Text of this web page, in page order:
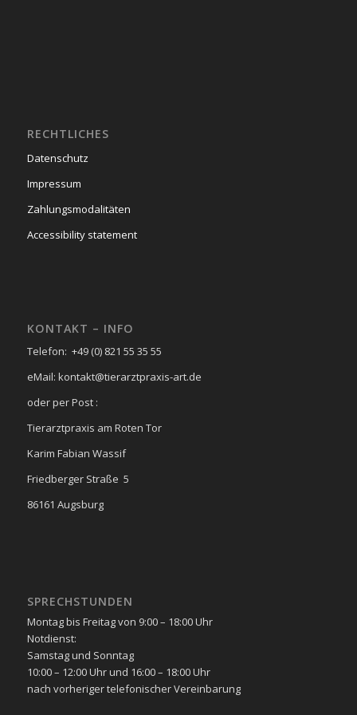
RECHTLICHES
Datenschutz
Impressum
Zahlungsmodalitäten
Accessibility statement
KONTAKT – INFO
Telefon: +49 (0) 821 55 35 55
eMail: kontakt@tierarztpraxis-art.de
oder per Post :
Tierarztpraxis am Roten Tor
Karim Fabian Wassif
Friedberger Straße 5
86161 Augsburg
SPRECHSTUNDEN
Montag bis Freitag von 9:00 – 18:00 Uhr
Notdienst:
Samstag und Sonntag
10:00 – 12:00 Uhr und 16:00 – 18:00 Uhr
nach vorheriger telefonischer Vereinbarung